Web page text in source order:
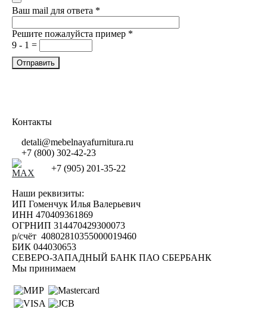
Ваш mail для ответа *
Решите пожалуйста пример *
9 - 1 =
Контакты
detali@mebelnayafurnitura.ru
+7 (800) 302-42-23
+7 (905) 201-35-22
Наши реквизиты:
ИП Гоменчук Илья Валерьевич
ИНН 470409361869
ОГРНИП 314470429300073
р/счёт 40802810355000019460
БИК 044030653
СЕВЕРО-ЗАПАДНЫЙ БАНК ПАО СБЕРБАНК
Мы принимаем